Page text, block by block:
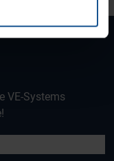
VE-Systems